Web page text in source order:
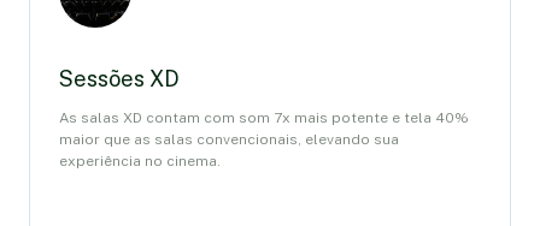
Sessões XD
As salas XD contam com som 7x mais potente e tela 40%
maior que as salas convencionais, elevando sua
experiência no cinema.